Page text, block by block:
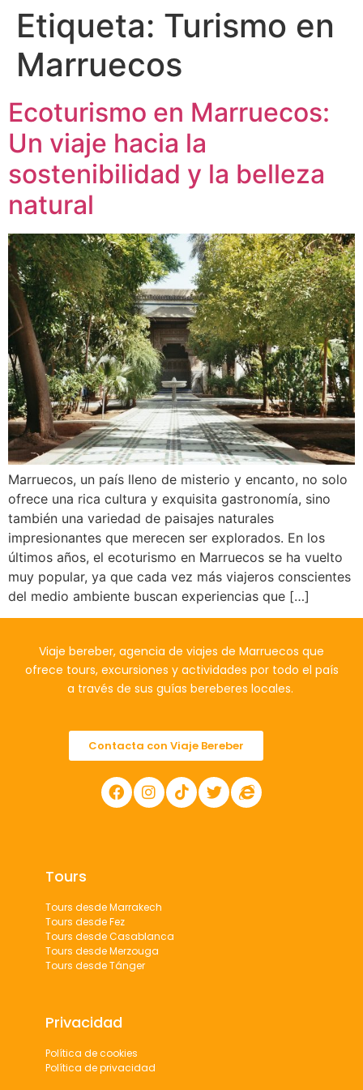
Etiqueta: Turismo en
Marruecos
Ecoturismo en Marruecos:
Un viaje hacia la
sostenibilidad y la belleza
natural
Marruecos, un país lleno de misterio y encanto, no solo
ofrece una rica cultura y exquisita gastronomía, sino
también una variedad de paisajes naturales
impresionantes que merecen ser explorados. En los
últimos años, el ecoturismo en Marruecos se ha vuelto
muy popular, ya que cada vez más viajeros conscientes
del medio ambiente buscan experiencias que […]
Viaje bereber, agencia de viajes de Marruecos que
ofrece tours, excursiones y actividades por todo el país
a través de sus guías bereberes locales.
Contacta con Viaje Bereber
Tours
Tours desde Marrakech
Tours desde Fez
Tours desde Casablanca
Tours desde Merzouga
Tours desde Tánger
Privacidad
Política de cookies
Política de privacidad